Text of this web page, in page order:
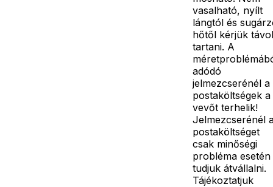
vasalható, nyílt
lángtól és
hőtől kérjük távol
tartani. A
adódó
jelmezcserénél a
postaköltségek a
vevőt terhelik!
Jelmezcserénél
postaköltséget
csak minőségi
probléma esetén
tudjuk átvállalni.
Tájékoztatjuk